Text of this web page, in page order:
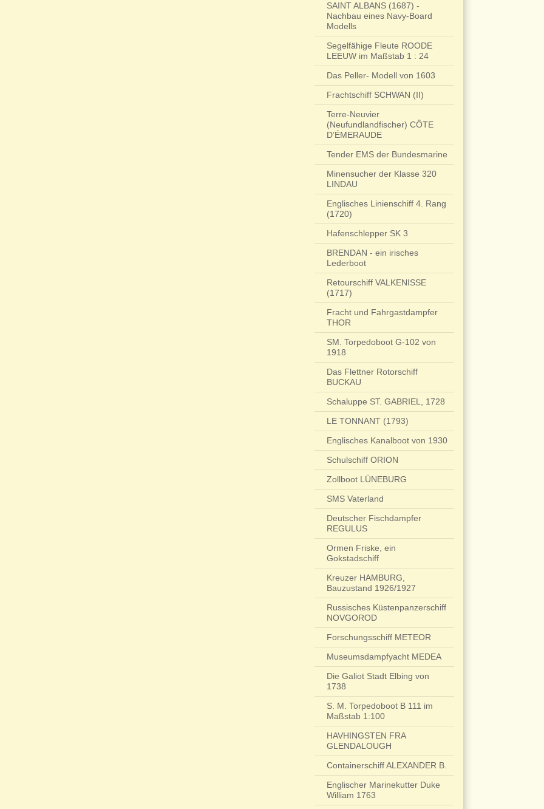
SAINT ALBANS (1687) -
Nachbau eines Navy-Board
Modells
Segelfähige Fleute ROODE
LEEUW im Maßstab 1 : 24
Das Peller- Modell von 1603
Frachtschiff SCHWAN (II)
Terre-Neuvier
(Neufundlandfischer) CÔTE
D’ÉMERAUDE
Tender EMS der Bundesmarine
Minensucher der Klasse 320
LINDAU
Englisches Linienschiff 4. Rang
(1720)
Hafenschlepper SK 3
BRENDAN - ein irisches
Lederboot
Retourschiff VALKENISSE
(1717)
Fracht und Fahrgastdampfer
THOR
SM. Torpedoboot G-102 von
1918
Das Flettner Rotorschiff
BUCKAU
Schaluppe ST. GABRIEL, 1728
LE TONNANT (1793)
Englisches Kanalboot von 1930
Schulschiff ORION
Zollboot LÜNEBURG
SMS Vaterland
Deutscher Fischdampfer
REGULUS
Ormen Friske, ein
Gokstadschiff
Kreuzer HAMBURG,
Bauzustand 1926/1927
Russisches Küstenpanzerschiff
NOVGOROD
Forschungsschiff METEOR
Museumsdampfyacht MEDEA
Die Galiot Stadt Elbing von
1738
S. M. Torpedoboot B 111 im
Maßstab 1:100
HAVHINGSTEN FRA
GLENDALOUGH
Containerschiff ALEXANDER B.
Englischer Marinekutter Duke
William 1763